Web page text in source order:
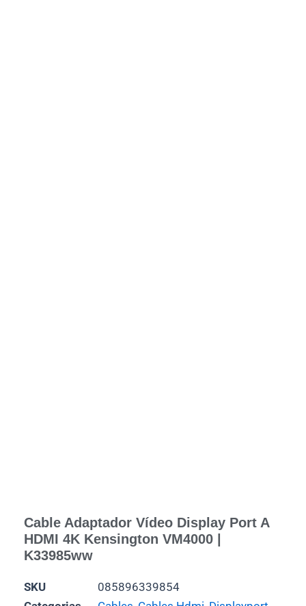
Cable Adaptador Vídeo Display Port A
HDMI 4K Kensington VM4000 |
K33985ww
SKU
085896339854